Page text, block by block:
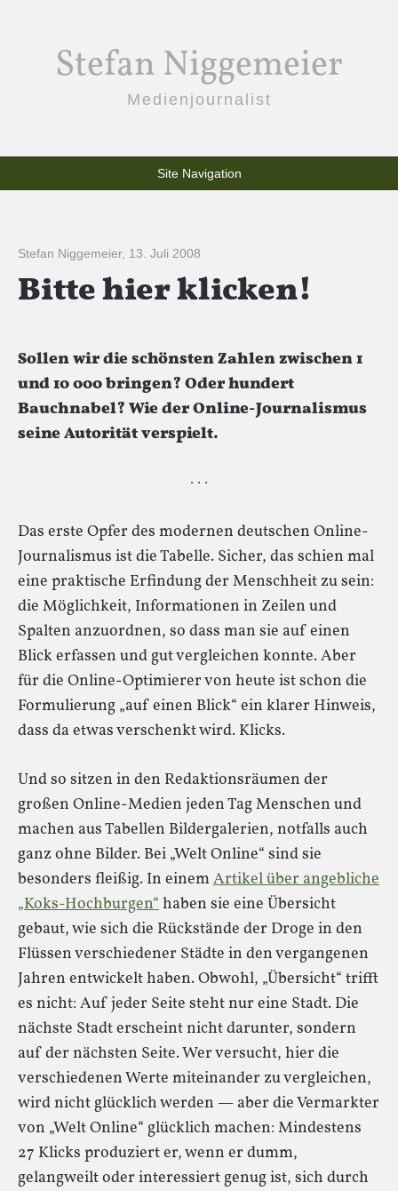
Stefan Niggemeier
Medienjournalist
Site Navigation
Stefan Niggemeier, 13. Juli 2008
Bitte hier klicken!
Sollen wir die schönsten Zahlen zwischen 1
und 10 000 bringen? Oder hundert
Bauchnabel? Wie der Online-Journalismus
seine Autorität verspielt.
· · ·
Das erste Opfer des modernen deutschen Online-
Journalismus ist die Tabelle. Sicher, das schien mal
eine praktische Erfindung der Menschheit zu sein:
die Möglichkeit, Informationen in Zeilen und
Spalten anzuordnen, so dass man sie auf einen
Blick erfassen und gut vergleichen konnte. Aber
für die Online-Optimierer von heute ist schon die
Formulierung „auf einen Blick“ ein klarer Hinweis,
dass da etwas verschenkt wird. Klicks.
Und so sitzen in den Redaktionsräumen der
großen Online-Medien jeden Tag Menschen und
machen aus Tabellen Bildergalerien, notfalls auch
ganz ohne Bilder. Bei „Welt Online“ sind sie
besonders fleißig. In einemArtikel über angebliche
„Koks-Hochburgen“haben sie eine Übersicht
gebaut, wie sich die Rückstände der Droge in den
Flüssen verschiedener Städte in den vergangenen
Jahren entwickelt haben. Obwohl, „Übersicht“ trifft
es nicht: Auf jeder Seite steht nur eine Stadt. Die
nächste Stadt erscheint nicht darunter, sondern
auf der nächsten Seite. Wer versucht, hier die
verschiedenen Werte miteinander zu vergleichen,
wird nicht glücklich werden — aber die Vermarkter
von „Welt Online“ glücklich machen: Mindestens
27 Klicks produziert er, wenn er dumm,
gelangweilt oder interessiert genug ist, sich durch